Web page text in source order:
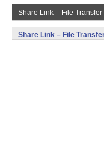
Share Link – File Transfer
Share Link – File